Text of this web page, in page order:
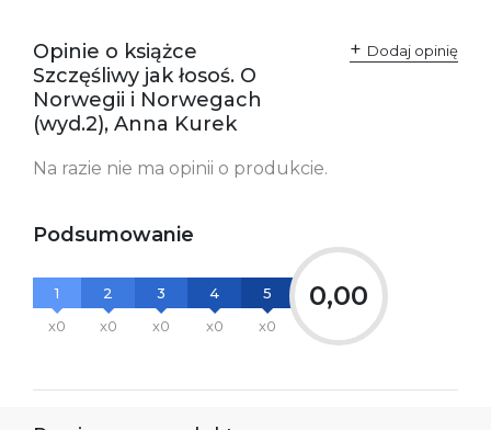
Ostrzeżenia oraz
informacje dotyczące
bezpieczeństwa:
Załącznik PDF
Opinie o książce
Szczęśliwy jak łosoś. O
Norwegii i Norwegach
(wyd.2), Anna Kurek
Dodaj opinię
Na razie nie ma opinii o produkcie.
Podsumowanie
1
x0
2
x0
3
x0
4
x0
5
x0
0,00